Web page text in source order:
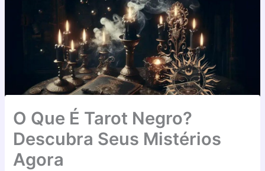
O Que É Tarot Negro?
Descubra Seus Mistérios
Agora